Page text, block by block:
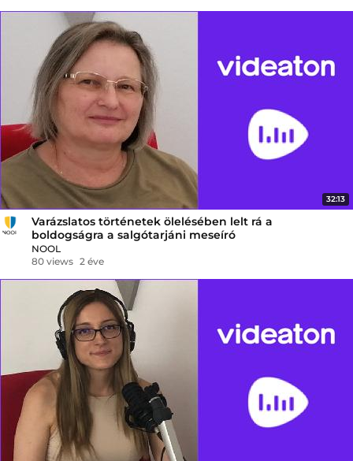
32:13
Varázslatos történetek ölelésében lelt rá a
boldogságra a salgótarjáni meseíró
NOOL
80 views 2 éve